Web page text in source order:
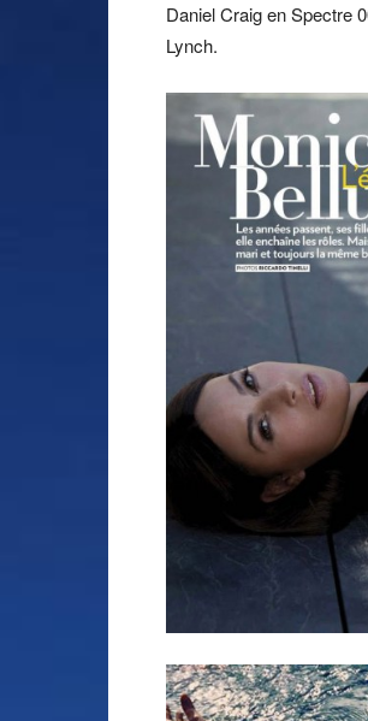
Daniel Craig en Spectre
Lynch.